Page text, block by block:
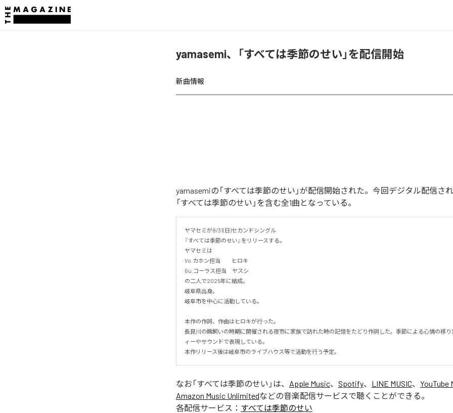
yamasemi、「すべては季節のせい」を配信開始
新曲情報
yamasemiの「すべては季節のせい」が配信開始された。今回デジタル配信され
「すべては季節のせい」を含む全1曲となっている。
ヤマセミが8/31(日)セカンドシングル
『すべては季節のせい』をリリースする。
ヤマセミは
Vo.カホン担当　　ヒロキ
Gu.コーラス担当　ヤスシ
の二人で2025年に結成。
岐阜県出身。
岐阜市を中心に活動している。
本作の作詞、作曲はヒロキが行った。
長良川の鵜飼いの時期に開催される夜市に家族で訪れた時の記憶をたどり作詞した。季節による心情の移
ィーやサウンドで表現している。
本作リリース後は岐阜市のライブハウス等で活動を行う予定。
なお「すべては季節のせい 」は、 Apple Music、 Spotify、 LINE MUSIC、 YouTube
Amazon Music Unlimitedなどの音楽配信サービスで聴くことができる。
各配信サービス： すべては季節のせい